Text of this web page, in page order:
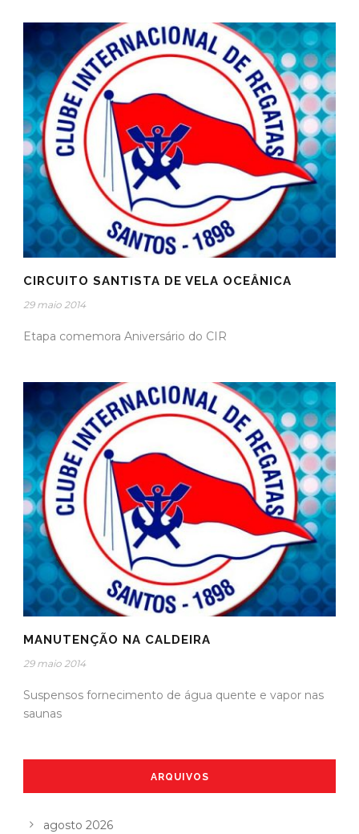
CIRCUITO SANTISTA DE VELA OCEÂNICA
29 maio 2014
Etapa comemora Aniversário do CIR
MANUTENÇÃO NA CALDEIRA
29 maio 2014
Suspensos fornecimento de água quente e vapor nas
saunas
ARQUIVOS
agosto 2026